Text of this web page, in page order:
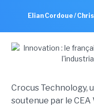
Elian Cordoue /
Crocus Technology,
soutenue par le